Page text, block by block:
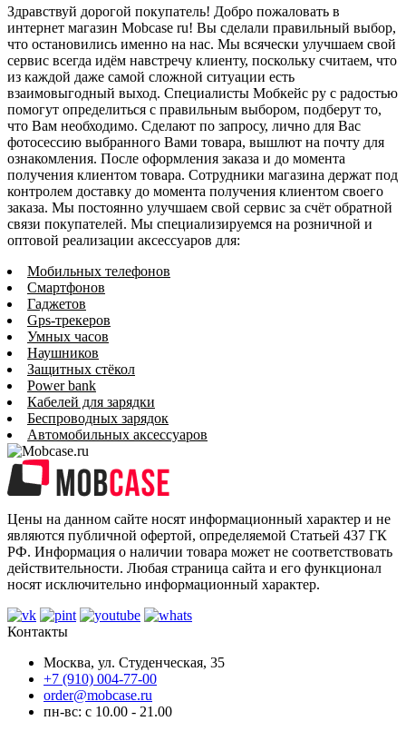
Здравствуй дорогой покупатель! Добро пожаловать в
интернет магазин Mobcase ru! Вы сделали правильный выбор,
что остановились именно на нас. Мы всячески улучшаем свой
сервис всегда идём навстречу клиенту, поскольку считаем, что
из каждой даже самой сложной ситуации есть
взаимовыгодный выход. Специалисты Мобкейс ру с радостью
помогут определиться с правильным выбором, подберут то,
что Вам необходимо. Сделают по запросу, лично для Вас
фотосессию выбранного Вами товара, вышлют на почту для
ознакомления. После оформления заказа и до момента
получения клиентом товара. Сотрудники магазина держат под
контролем доставку до момента получения клиентом своего
заказа. Мы постоянно улучшаем свой сервис за счёт обратной
связи покупателей. Мы специализируемся на розничной и
оптовой реализации аксессуаров для:
Мобильных телефонов
Смартфонов
Гаджетов
Gps-трекеров
Умных часов
Наушников
Защитных стёкол
Power bank
Кабелей для зарядки
Беспроводных зарядок
Автомобильных аксессуаров
Цены на данном сайте носят информационный характер и не
являются публичной офертой, определяемой Статьей 437 ГК
РФ. Информация о наличии товара может не соответствовать
действительности. Любая страница сайта и его функционал
носят исключительно информационный характер.
Контакты
Москва, ул. Студенческая, 35
+7 (910) 004-77-00
order@mobcase.ru
пн-вс: с 10.00 - 21.00